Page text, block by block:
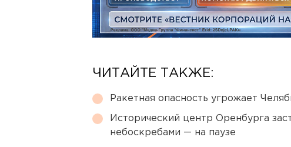
ЧИТАЙТЕ ТАКЖЕ:
Ракетная опасность угрожает
Исторический центр Оренбурга
небоскребами — на паузе